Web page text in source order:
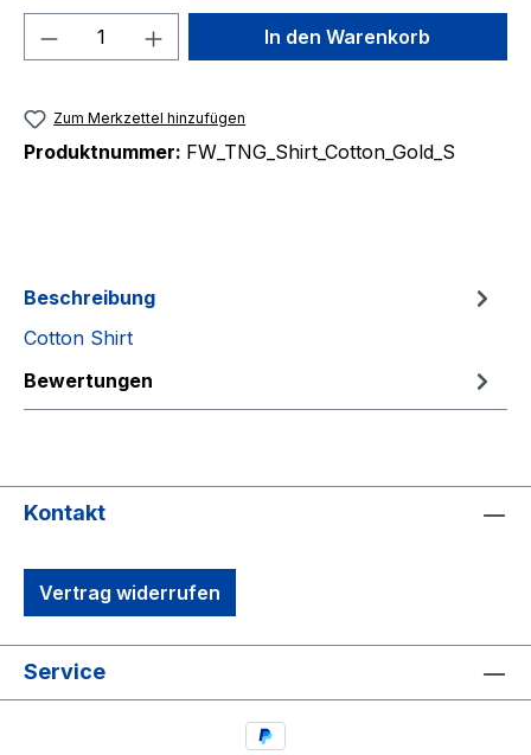
Produkt Anzahl: Gib denIn den Warenkorb
Zum Merkzettel hinzufügen
Produktnummer: FW_TNG_Shirt_Cotton_Gold_S
Beschreibung
Cotton Shirt
Bewertungen
Kontakt
Vertrag widerrufen
Service